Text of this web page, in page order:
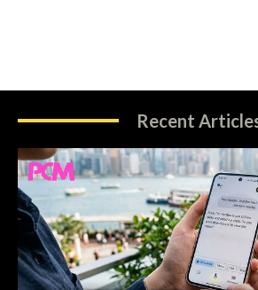
Recent